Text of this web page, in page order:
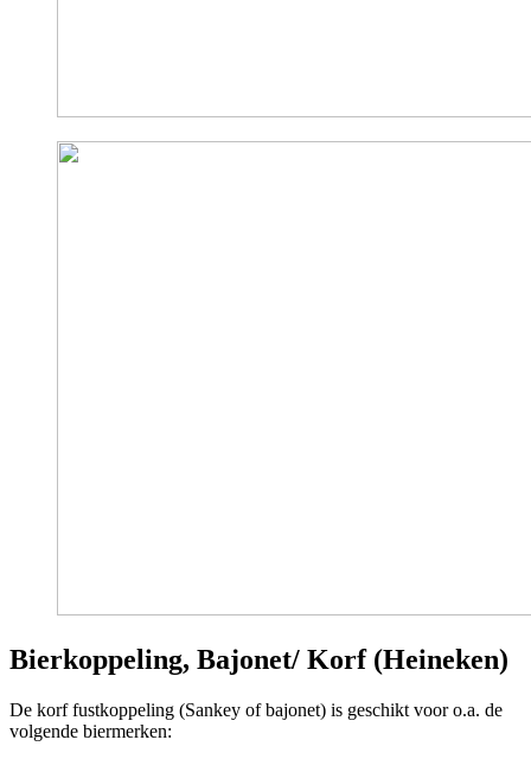
Bierkoppeling, Bajonet/ Korf (Heineken)
De korf fustkoppeling (Sankey of bajonet) is geschikt voor o.a. de
volgende biermerken: